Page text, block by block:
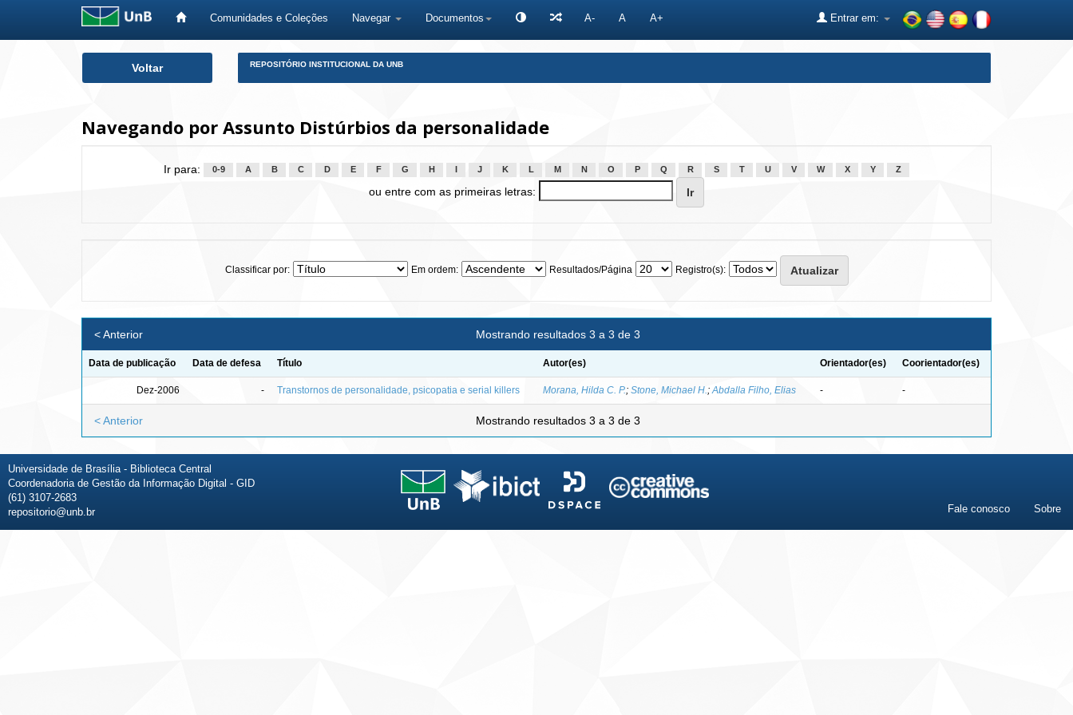
Comunidades e Coleções Navegar Documentos A- A A+ Entrar em:
Voltar REPOSITÓRIO INSTITUCIONAL DA UNB
Navegando por Assunto Distúrbios da personalidade
Ir para: 0-9 A B C D E F G H J K L M N O P Q R S T U V W X Y Z
ou entre com as primeiras letras:
Classificar por: Em ordem: Resultados/Página Registro(s):
Mostrando resultados 3 a 3 de 3
< Anterior
Data de publicação Data de defesa Título Autor(es) Orientador(es) Coorientador(es)
Dez-2006 - Transtornos de personalidade, psicopatia e serial killers Morana, Hilda C. P.; Stone, Michael H. ; Abdalla Filho, Elias - -
Mostrando resultados 3 a 3 de 3
< Anterior
Universidade de Brasília - Biblioteca Central
Coordenadoria de Gestão da Informação Digital - GID
(61) 3107-2683
repositorio@unb.br
Fale conosco Sobre